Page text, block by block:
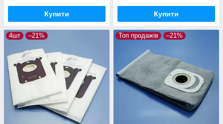
Купити Купити
4шт –21% Топ продажів –21%